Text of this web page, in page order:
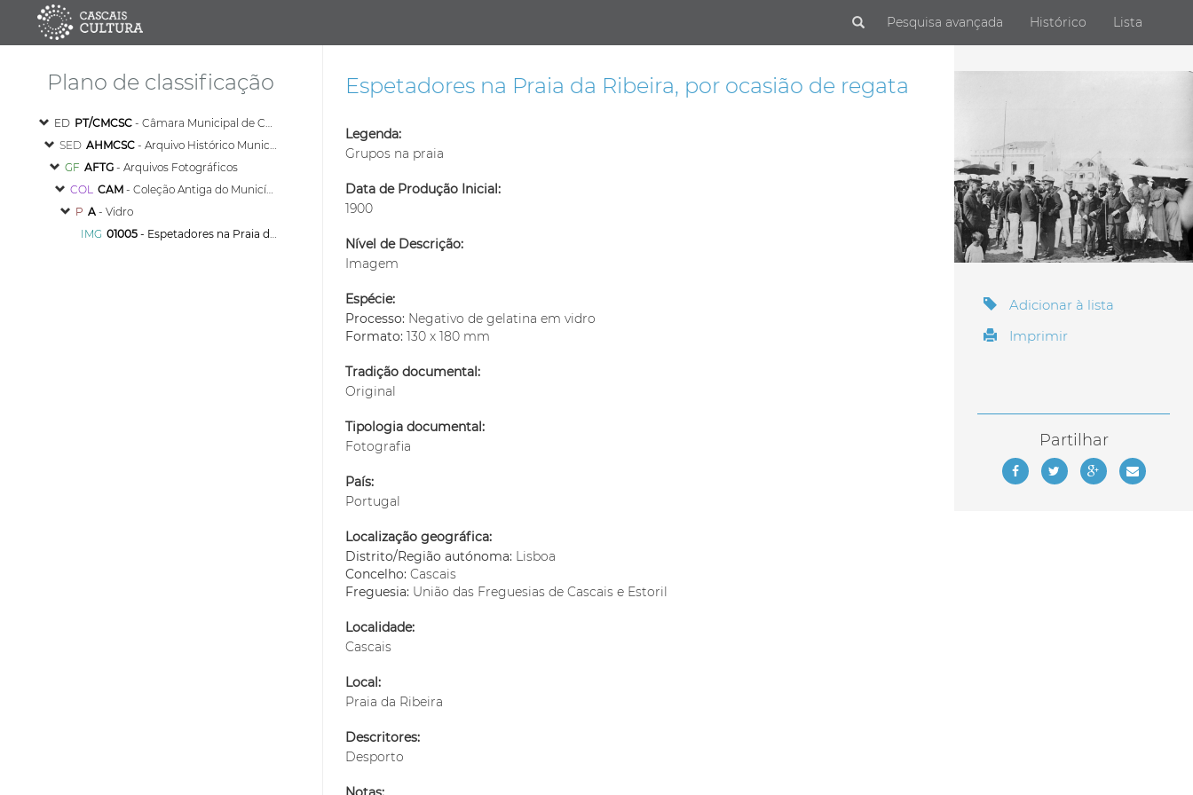
SubmitPesquisa avançada Histórico Lista
Plano de classificação
ED PT/CMCSC- Câmara Municipal de Cascais
SED AHMCSC- Arquivo Histórico Municipal de Cascais
GF AFTG- Arquivos Fotográficos
COL CAM- Coleção Antiga do Município
P A- Vidro
IMG 01005- Espetadores na Praia da Ribeira, por ocasião de regata
Espetadores na Praia da Ribeira, por ocasião de regata
Legenda:
Grupos na praia
Data de Produção Inicial:
1900
Nível de Descrição:
Imagem
Espécie:
Processo: Negativo de gelatina em vidro
Formato: 130 x 180 mm
Tradição documental:
Original
Tipologia documental:
Fotografia
País:
Portugal
Localização geográfica:
Distrito/Região autónoma: Lisboa
Concelho: Cascais
Freguesia: União das Freguesias de Cascais e Estoril
Localidade:
Cascais
Local:
Praia da Ribeira
Descritores:
Desporto
Adicionar à lista
Imprimir
Partilhar